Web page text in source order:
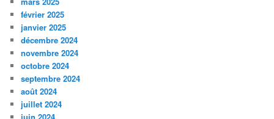
février 2025
janvier 2025
décembre 2024
novembre 2024
octobre 2024
septembre 2024
août 2024
juillet 2024